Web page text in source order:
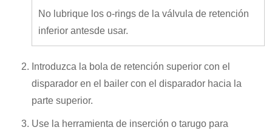
No lubrique los o-rings de la válvula de retención
inferior antesde usar.
Introduzca la bola de retención superior con el
disparador en el bailer con el disparador hacia la
parte superior.
Use la herramienta de inserción o tarugo para